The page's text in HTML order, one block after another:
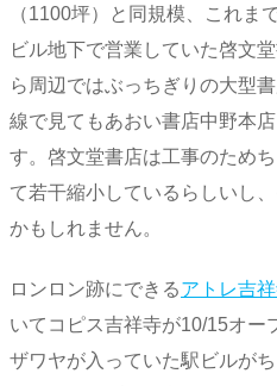
（1100坪）と同規模、これま
ビル地下で営業していた啓文
ら周辺ではぶっちぎりの大型
線で見てもあおい書店中野本
す。啓文堂書店は工事のため
て若干縮小しているらしいし
かもしれません。
ロンロン跡にできるアトレ吉
いてコピス吉祥寺が10/15オー
ザワヤが入っていた駅ビルが